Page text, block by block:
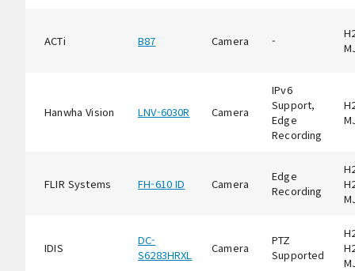
ACTi B87 Camera -
Hanwha Vision LNV-6030R Camera
IPv6
Support,
Edge
Recording
FLIR Systems FH-610 ID Camera
Edge
Recording
IDIS
DC-
S6283HRXL
Camera
PTZ
Supported